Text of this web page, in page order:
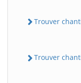
Trouver
Trouver